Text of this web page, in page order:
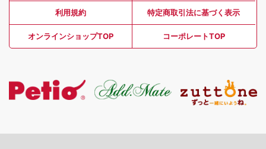
利用規約 特定商取引法に基づく表示
オンラインショップTOP コーポレートTOP